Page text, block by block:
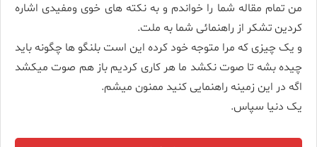
من تمام مقاله شما را خواندم و به نکته های خوی ومفیدی اشاره
کردین تشکر از راهنمائی شما به ملت.
و یک چیزی که مرا متوجه خود کرده این است بلنگو ها چگونه باید
چیده بشه تا صوت نکشد ما هر کاری کردیم باز هم صوت میکشد
اگه در این زمینه راهنمایی کنید ممنون میشم.
یک دنیا سپاس.